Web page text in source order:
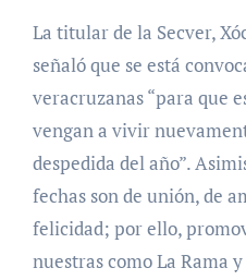
La titular de la Secver,
señaló que se está
veracruzanas “para que
vengan a vivir
despedida del año”.
fechas son de unión, de
felicidad; por ello,
nuestras como La Rama